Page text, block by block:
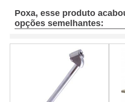
Poxa, esse produto
opções semelhantes: